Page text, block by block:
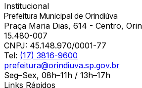
Institucional
Prefeitura Municipal de Orindiúva
Praça Maria Dias, 614 - Centro,
15.480-007
CNPJ: 45.148.970/0001-77
Tel: (17) 3816-9600
prefeitura@orindiuva.sp.gov.br
Seg–Sex, 08h–11h / 13h–17h
Links Rápidos